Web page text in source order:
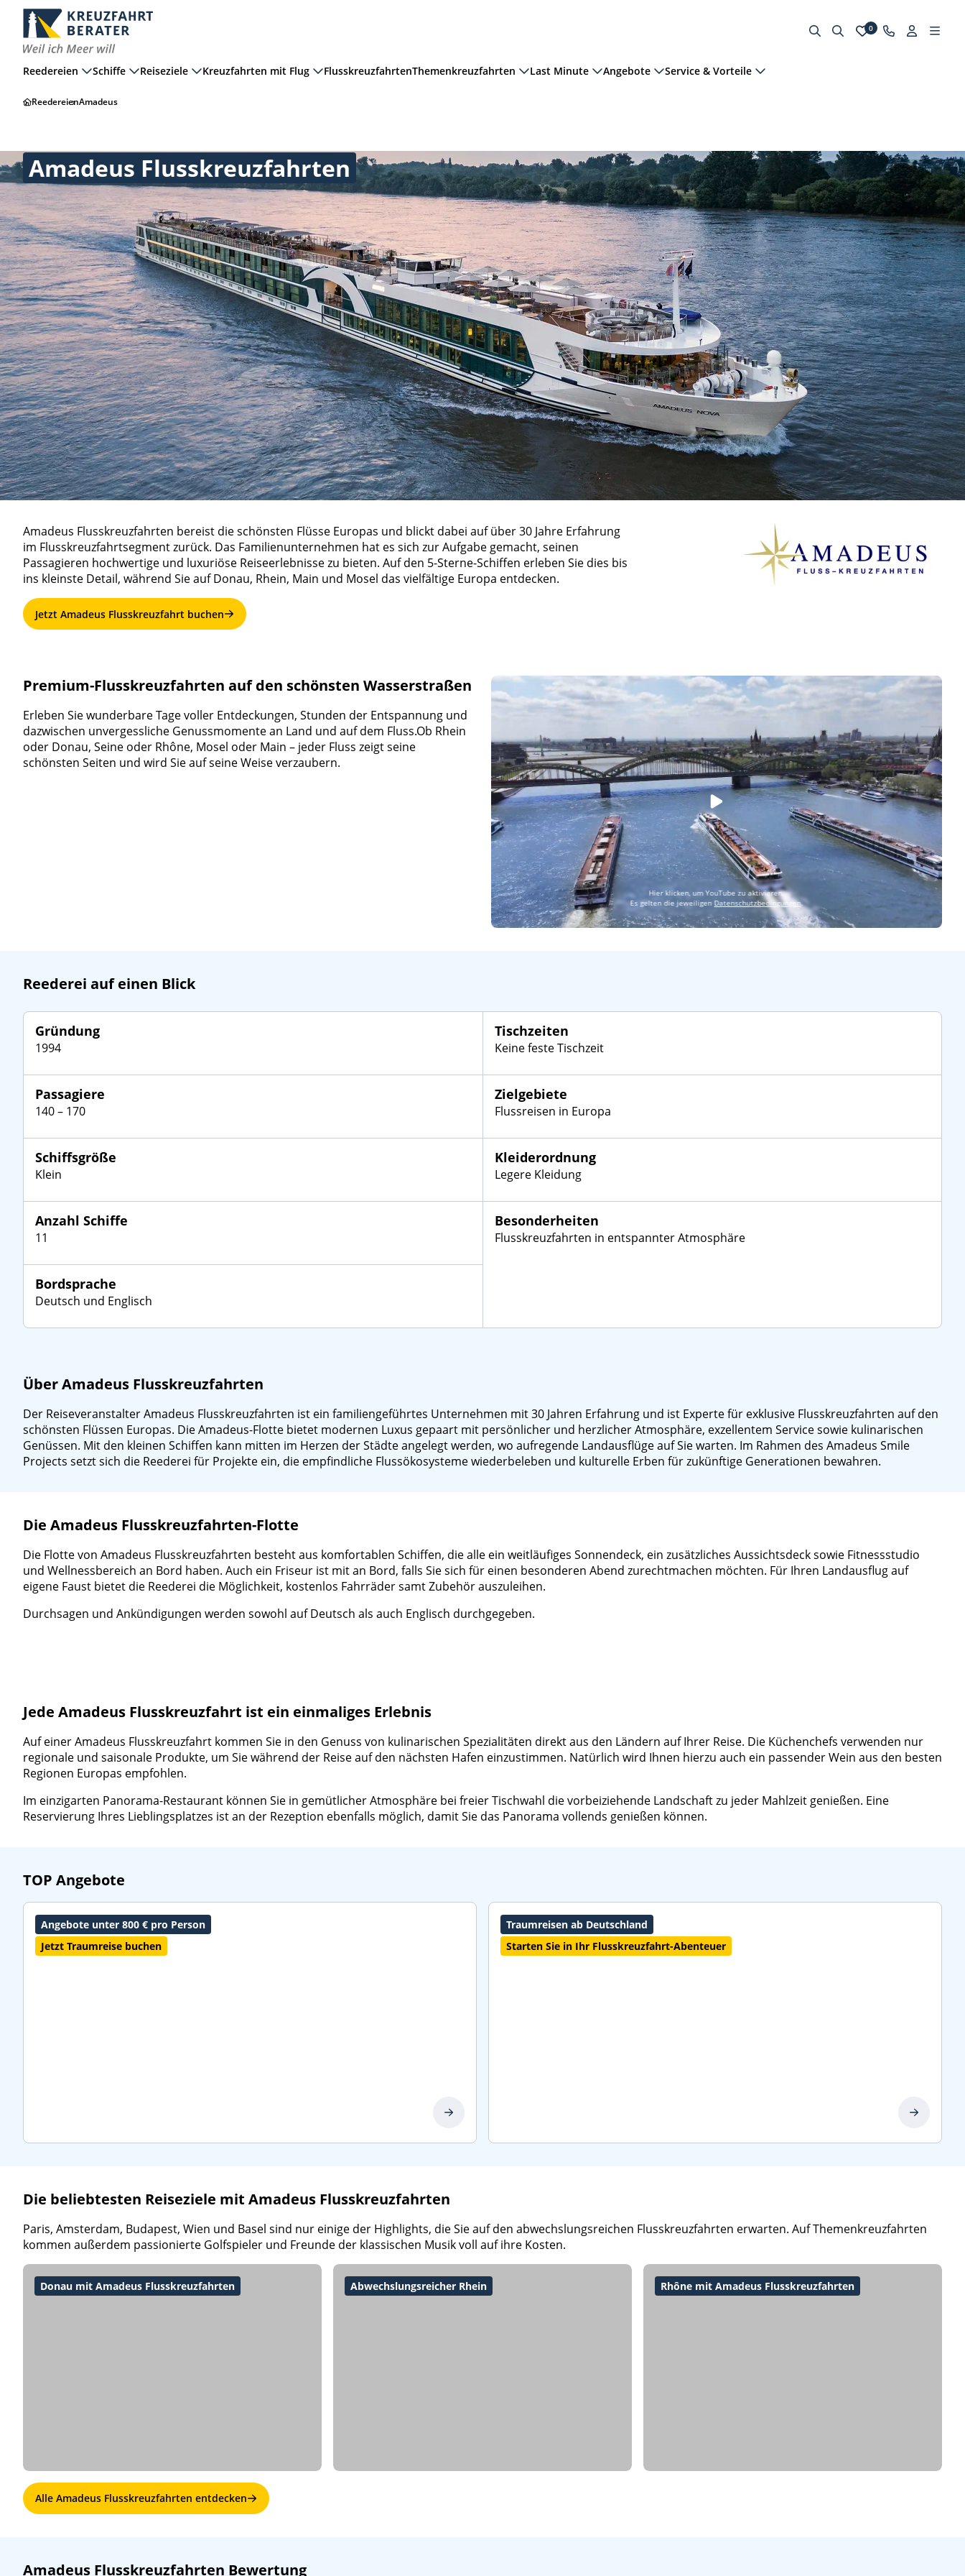
0
Reedereien Schiffe Reiseziele Kreuzfahrten mit Flug FlusskreuzfahrtenThemenkreuzfahrten Last Minute Angebote Service & Vorteile
ReedereienAmadeus
Amadeus Flusskreuzfahrten
Amadeus Flusskreuzfahrten bereist die schönsten Flüsse Europas und blickt dabei auf über 30 Jahre Erfahrung
im Flusskreuzfahrtsegment zurück. Das Familienunternehmen hat es sich zur Aufgabe gemacht, seinen
Passagieren hochwertige und luxuriöse Reiseerlebnisse zu bieten. Auf den 5-Sterne-Schiffen erleben Sie dies bis
ins kleinste Detail, während Sie auf Donau, Rhein, Main und Mosel das vielfältige Europa entdecken.
Jetzt Amadeus Flusskreuzfahrt buchen
Premium-Flusskreuzfahrten auf den schönsten Wasserstraßen
Erleben Sie wunderbare Tage voller Entdeckungen, Stunden der Entspannung und
dazwischen unvergessliche Genussmomente an Land und auf dem Fluss.Ob Rhein
oder Donau, Seine oder Rhône, Mosel oder Main – jeder Fluss zeigt seine
schönsten Seiten und wird Sie auf seine Weise verzaubern.
Hier klicken, um YouTube zu aktivieren.
Es gelten die jeweiligen Datenschutzbedingungen.
Reederei auf einen Blick
Gründung
1994
Tischzeiten
Keine feste Tischzeit
Passagiere
140 – 170
Zielgebiete
Flussreisen in Europa
Schiffsgröße
Klein
Kleiderordnung
Legere Kleidung
Anzahl Schiffe
11
Besonderheiten
Flusskreuzfahrten in entspannter Atmosphäre
Bordsprache
Deutsch und Englisch
Über Amadeus Flusskreuzfahrten
Der Reiseveranstalter Amadeus Flusskreuzfahrten ist ein familiengeführtes Unternehmen mit 30 Jahren Erfahrung und ist Experte für exklusive Flusskreuzfahrten auf den
schönsten Flüssen Europas. Die Amadeus-Flotte bietet modernen Luxus gepaart mit persönlicher und herzlicher Atmosphäre, exzellentem Service sowie kulinarischen
Genüssen. Mit den kleinen Schiffen kann mitten im Herzen der Städte angelegt werden, wo aufregende Landausflüge auf Sie warten. Im Rahmen des Amadeus Smile
Projects setzt sich die Reederei für Projekte ein, die empfindliche Flussökosysteme wiederbeleben und kulturelle Erben für zukünftige Generationen bewahren.
Die Amadeus Flusskreuzfahrten-Flotte
Die Flotte von Amadeus Flusskreuzfahrten besteht aus komfortablen Schiffen, die alle ein weitläufiges Sonnendeck, ein zusätzliches Aussichtsdeck sowie Fitnessstudio
und Wellnessbereich an Bord haben. Auch ein Friseur ist mit an Bord, falls Sie sich für einen besonderen Abend zurechtmachen möchten. Für Ihren Landausflug auf
eigene Faust bietet die Reederei die Möglichkeit, kostenlos Fahrräder samt Zubehör auszuleihen.
Durchsagen und Ankündigungen werden sowohl auf Deutsch als auch Englisch durchgegeben.
Jede Amadeus Flusskreuzfahrt ist ein einmaliges Erlebnis
Auf einer Amadeus Flusskreuzfahrt kommen Sie in den Genuss von kulinarischen Spezialitäten direkt aus den Ländern auf Ihrer Reise. Die Küchenchefs verwenden nur
regionale und saisonale Produkte, um Sie während der Reise auf den nächsten Hafen einzustimmen. Natürlich wird Ihnen hierzu auch ein passender Wein aus den besten
Regionen Europas empfohlen.
Im einzigarten Panorama-Restaurant können Sie in gemütlicher Atmosphäre bei freier Tischwahl die vorbeiziehende Landschaft zu jeder Mahlzeit genießen. Eine
Reservierung Ihres Lieblingsplatzes ist an der Rezeption ebenfalls möglich, damit Sie das Panorama vollends genießen können.
TOP Angebote
Angebote unter 800 € pro Person
Jetzt Traumreise buchen
Traumreisen ab Deutschland
Starten Sie in Ihr Flusskreuzfahrt-Abenteuer
Die beliebtesten Reiseziele mit Amadeus Flusskreuzfahrten
Paris, Amsterdam, Budapest, Wien und Basel sind nur einige der Highlights, die Sie auf den abwechslungsreichen Flusskreuzfahrten erwarten. Auf Themenkreuzfahrten
kommen außerdem passionierte Golfspieler und Freunde der klassischen Musik voll auf ihre Kosten.
Donau mit Amadeus Flusskreuzfahrten Abwechslungsreicher Rhein Rhône mit Amadeus Flusskreuzfahrten
Alle Amadeus Flusskreuzfahrten entdecken
Amadeus Flusskreuzfahrten Bewertung